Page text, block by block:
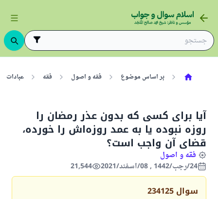
بر اساس موضوع فقه و اصول فقه عبادات
آیا برای کسی که بدون عذر رمضان را
روزه نبوده یا به عمد روزه‌اش را خورده،
قضای آن واجب است؟
فقه و اصول
24/رجب/1442 , 08/اسفند/2021
21,544
سوال 234125